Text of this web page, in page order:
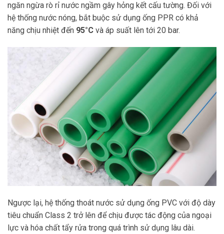
ngăn ngừa rò rỉ nước ngầm gây hỏng kết cấu tường. Đối với
hệ thống nước nóng, bắt buộc sử dụng ống PPR có khả
năng chịu nhiệt đến 95°C và áp suất lên tới 20 bar.
Ngược lại, hệ thống thoát nước sử dụng ống PVC với độ dày
tiêu chuẩn Class 2 trở lên để chịu được tác động của ngoại
lực và hóa chất tẩy rửa trong quá trình sử dụng lâu dài.